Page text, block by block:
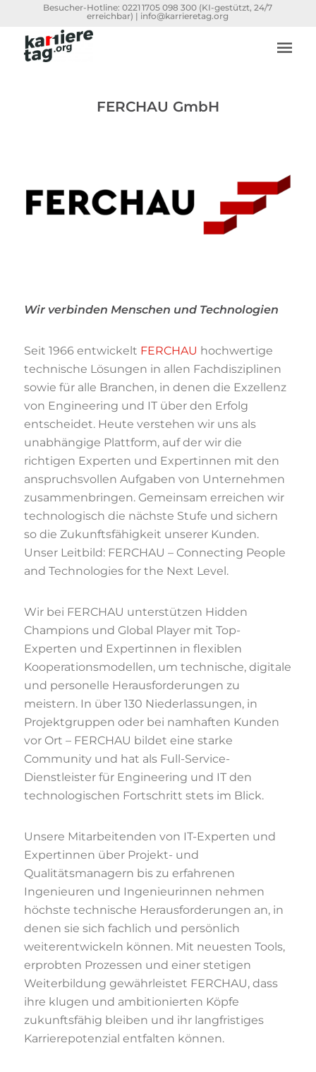
Besucher-Hotline:0221 1705 098 300 (KI-gestützt, 24/7
erreichbar) | info@karrieretag.org
FERCHAU GmbH
Wir verbinden Menschen und Technologien
Seit 1966 entwickelt FERCHAU hochwertige
technische Lösungen in allen Fachdisziplinen
sowie für alle Branchen, in denen die Exzellenz
von Engineering und IT über den Erfolg
entscheidet. Heute verstehen wir uns als
unabhängige Plattform, auf der wir die
richtigen Experten und Expertinnen mit den
anspruchsvollen Aufgaben von Unternehmen
zusammenbringen. Gemeinsam erreichen wir
technologisch die nächste Stufe und sichern
so die Zukunftsfähigkeit unserer Kunden.
Unser Leitbild: FERCHAU – Connecting People
and Technologies for the Next Level.
Wir bei FERCHAU unterstützen Hidden
Champions und Global Player mit Top-
Experten und Expertinnen in flexiblen
Kooperationsmodellen, um technische, digitale
und personelle Herausforderungen zu
meistern. In über 130 Niederlassungen, in
Projektgruppen oder bei namhaften Kunden
vor Ort – FERCHAU bildet eine starke
Community und hat als Full-Service-
Dienstleister für Engineering und IT den
technologischen Fortschritt stets im Blick.
Unsere Mitarbeitenden von IT-Experten und
Expertinnen über Projekt- und
Qualitätsmanagern bis zu erfahrenen
Ingenieuren und Ingenieurinnen nehmen
höchste technische Herausforderungen an, in
denen sie sich fachlich und persönlich
weiterentwickeln können. Mit neuesten Tools,
erprobten Prozessen und einer stetigen
Weiterbildung gewährleistet FERCHAU, dass
ihre klugen und ambitionierten Köpfe
zukunftsfähig bleiben und ihr langfristiges
Karrierepotenzial entfalten können.